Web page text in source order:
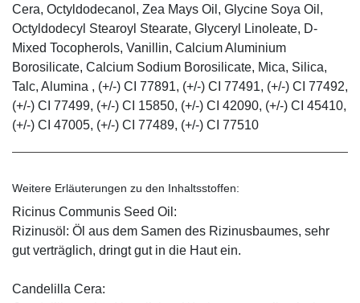
Cera, Octyldodecanol, Zea Mays Oil, Glycine Soya Oil,
Octyldodecyl Stearoyl Stearate, Glyceryl Linoleate, D-
Mixed Tocopherols, Vanillin, Calcium Aluminium
Borosilicate, Calcium Sodium Borosilicate, Mica, Silica,
Talc, Alumina , (+/-) CI 77891, (+/-) CI 77491, (+/-) CI 77492,
(+/-) CI 77499, (+/-) CI 15850, (+/-) CI 42090, (+/-) CI 45410,
(+/-) CI 47005, (+/-) CI 77489, (+/-) CI 77510
Weitere Erläuterungen zu den Inhaltsstoffen:
Ricinus Communis Seed Oil:
Rizinusöl: Öl aus dem Samen des Rizinusbaumes, sehr
gut verträglich, dringt gut in die Haut ein.
Candelilla Cera: